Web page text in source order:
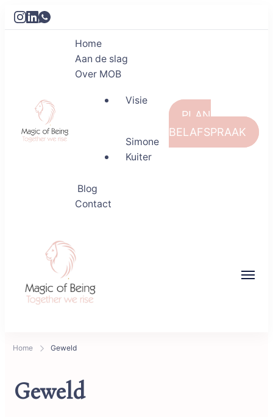
Magic of Being
Home
Aan de slag
Over MOB
Visie
Simone
Kuiter
Blog
Contact
PLAN
BELAFSPRAAK
Home Geweld
Geweld